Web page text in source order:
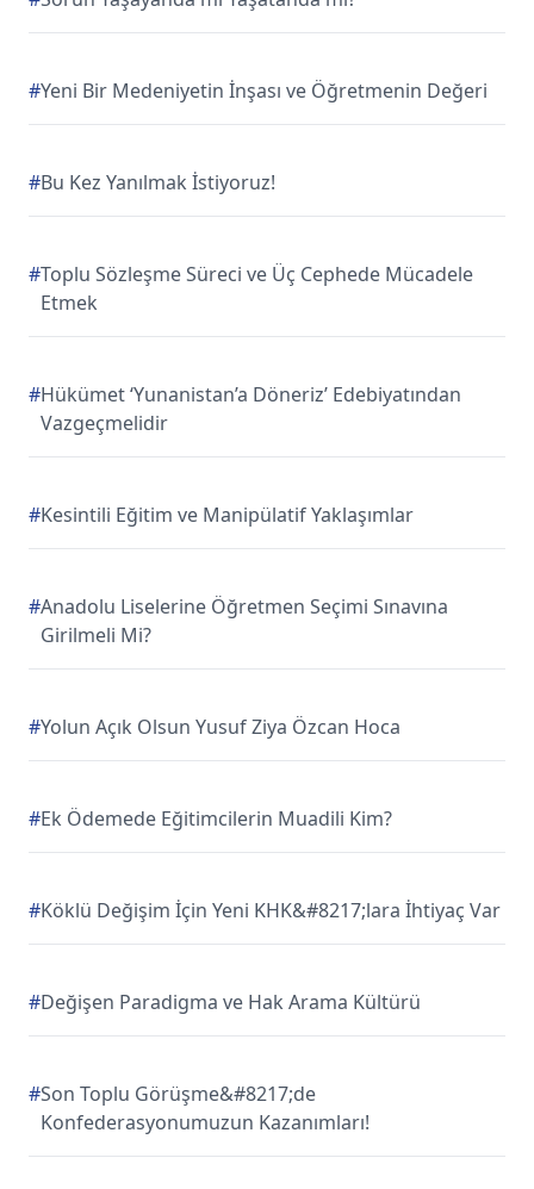
#Yeni Bir Medeniyetin İnşası ve Öğretmenin Değeri
#Bu Kez Yanılmak İstiyoruz!
#Toplu Sözleşme Süreci ve Üç Cephede Mücadele
Etmek
#Hükümet ‘Yunanistan’a Döneriz’ Edebiyatından
Vazgeçmelidir
#Kesintili Eğitim ve Manipülatif Yaklaşımlar
#Anadolu Liselerine Öğretmen Seçimi Sınavına
Girilmeli Mi?
#Yolun Açık Olsun Yusuf Ziya Özcan Hoca
#Ek Ödemede Eğitimcilerin Muadili Kim?
#Köklü Değişim İçin Yeni KHK&#8217;lara İhtiyaç Var
#Değişen Paradigma ve Hak Arama Kültürü
#Son Toplu Görüşme&#8217;de
Konfederasyonumuzun Kazanımları!